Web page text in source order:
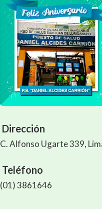
Dirección
C. Alfonso Ugarte 339,
Teléfono
(01) 3861646